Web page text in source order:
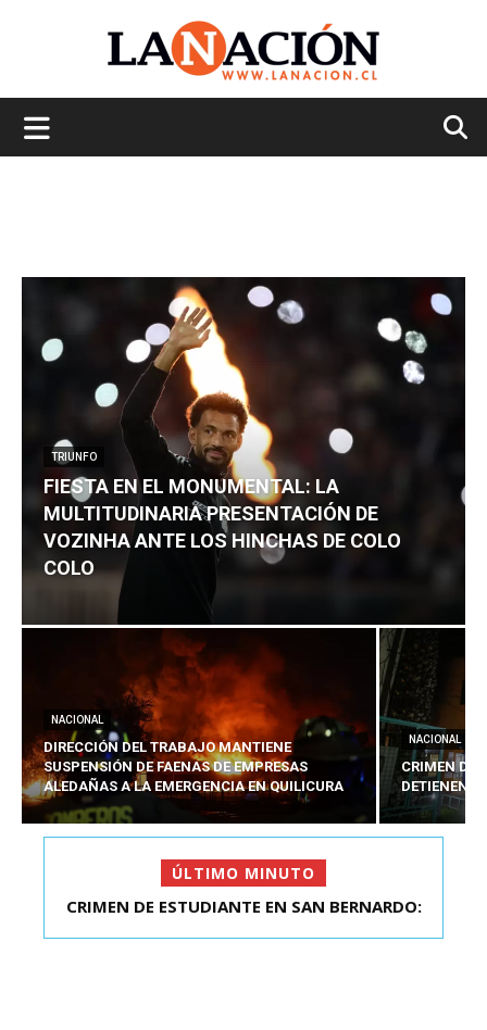
TRIUNFO
FIESTA EN EL MONUMENTAL: LA
MULTITUDINARIA PRESENTACIÓN DE
VOZINHA ANTE LOS HINCHAS DE COLO
COLO
NACIONAL
DIRECCIÓN DEL TRABAJO MANTIENE
SUSPENSIÓN DE FAENAS DE EMPRESAS
ALEDAÑAS A LA EMERGENCIA EN QUILICURA
NACIONAL
CRIMEN DE
DETIENEN
ÚLTIMO MINUTO
FIESTA EN EL MONUMENTAL: LA